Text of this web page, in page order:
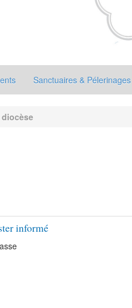
Sanctuaires & Pélerinages
informé